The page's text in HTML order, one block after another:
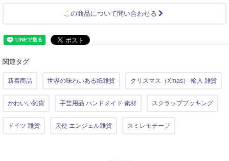
この商品について問い合わせる
関連タグ
新着商品 世界の味わいある紙雑貨 クリスマス（Xmas） 輸入 雑貨
かわいい雑貨 手芸用品 ハンドメイド 素材 スクラップブッキング
ドイツ 雑貨 天使 エンジェル雑貨 スミレモチーフ